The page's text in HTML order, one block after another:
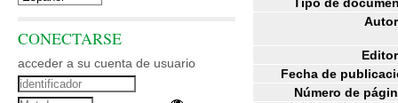
Fecha de
Número de
CONECTARSE
acceder a su cuenta de usuario